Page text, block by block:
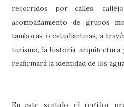
recorridos por calles,
acompañamiento de grupos
tamboras o estudiantinas, a
turismo, la historia, arquitectura
reafirmará la identidad de los
En este sentido, el regidor